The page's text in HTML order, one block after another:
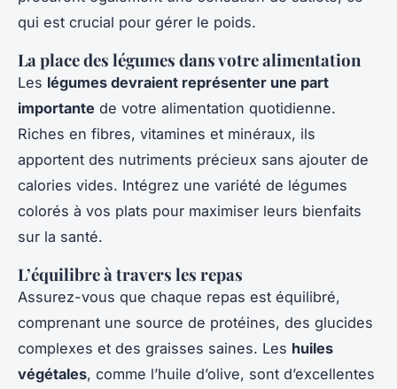
qui est crucial pour gérer le poids.
La place des légumes dans votre alimentation
Les légumes devraient représenter une part
importante de votre alimentation quotidienne.
Riches en fibres, vitamines et minéraux, ils
apportent des nutriments précieux sans ajouter de
calories vides. Intégrez une variété de légumes
colorés à vos plats pour maximiser leurs bienfaits
sur la santé.
L’équilibre à travers les repas
Assurez-vous que chaque repas est équilibré,
comprenant une source de protéines, des glucides
complexes et des graisses saines. Les huiles
végétales, comme l’huile d’olive, sont d’excellentes